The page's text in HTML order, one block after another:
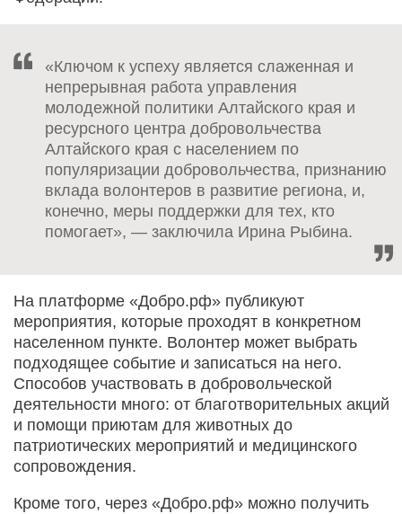
«Ключом к успеху является слаженная и
непрерывная работа управления
молодежной политики Алтайского края и
ресурсного центра добровольчества
Алтайского края с населением по
популяризации добровольчества, признанию
вклада волонтеров в развитие региона, и,
конечно, меры поддержки для тех, кто
помогает», — заключила Ирина Рыбина.
На платформе «Добро.рф» публикуют
мероприятия, которые проходят в конкретном
населенном пункте. Волонтер может выбрать
подходящее событие и записаться на него.
Способов участвовать в добровольческой
деятельности много: от благотворительных акций
и помощи приютам для животных до
патриотических мероприятий и медицинского
сопровождения.
Кроме того, через «Добро.рф» можно получить